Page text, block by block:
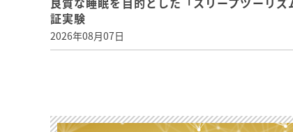
証実験
2026年08月07日